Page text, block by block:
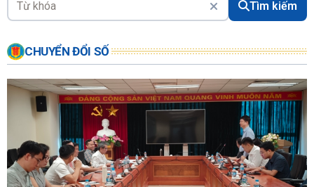
Tìm kiếm
CHUYỂN ĐỔI SỐ